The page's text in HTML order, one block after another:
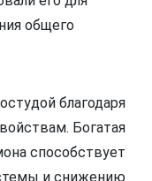
общего
благодаря
Богатая
способствует
и снижению